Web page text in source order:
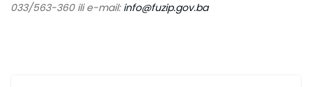
033/563-360 ili e-mail: info@fuzip.gov.ba